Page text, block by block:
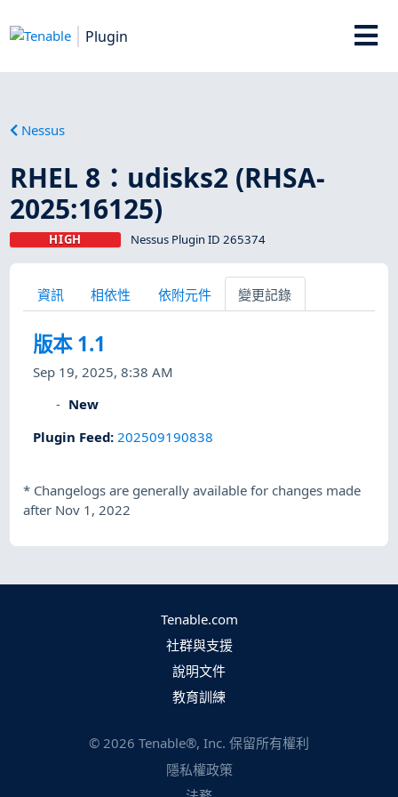
Plugin
Nessus
RHEL 8：udisks2 (RHSA-
2025:16125)
HIGH Nessus Plugin ID 265374
資訊 相依性 依附元件 變更記錄
版本 1.1
Sep 19, 2025, 8:38 AM
New
Plugin Feed: 202509190838
* Changelogs are generally available for changes made
after Nov 1, 2022
Tenable.com
社群與支援
說明文件
教育訓練
© 2026 Tenable®, Inc. 保留所有權利
隱私權政策